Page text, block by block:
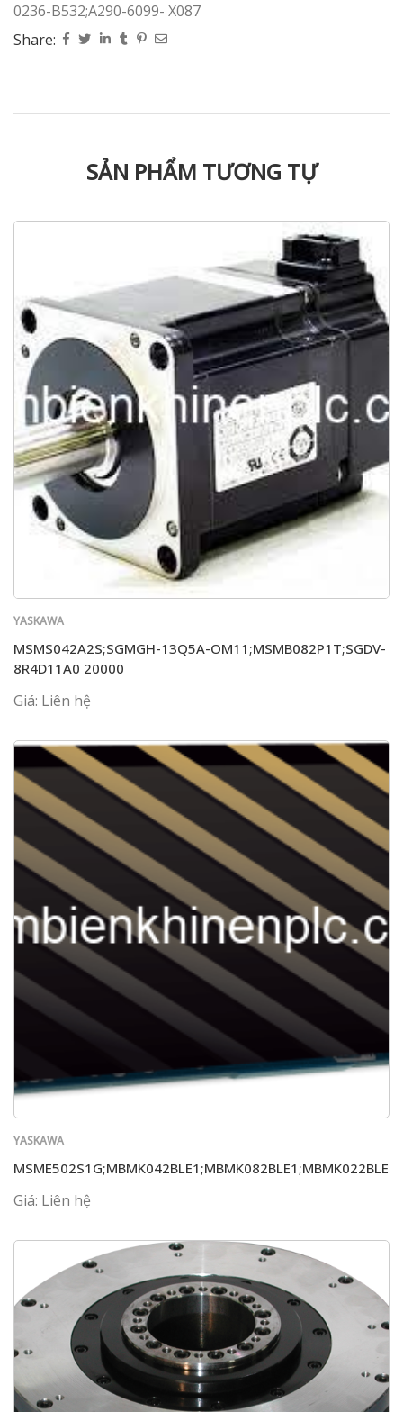
0236-B532;A290-6099- X087
Share:
SẢN PHẨM TƯƠNG TỰ
YASKAWA
MSMS042A2S;SGMGH-13Q5A-OM11;MSMB082P1T;SGDV-
8R4D11A0 20000
Giá: Liên hệ
YASKAWA
MSME502S1G;MBMK042BLE1;MBMK082BLE1;MBMK022BLE1
Giá: Liên hệ